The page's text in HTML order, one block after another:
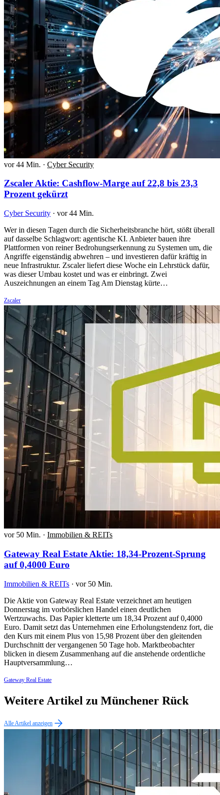
vor 44 Min. · Cyber Security
Zscaler Aktie: Cashflow-Marge auf 22,8 bis 23,3
Prozent gekürzt
Cyber Security · vor 44 Min.
Wer in diesen Tagen durch die Sicherheitsbranche hört, stößt überall
auf dasselbe Schlagwort: agentische KI. Anbieter bauen ihre
Plattformen von reiner Bedrohungserkennung zu Systemen um, die
Angriffe eigenständig abwehren – und investieren dafür kräftig in
neue Infrastruktur. Zscaler liefert diese Woche ein Lehrstück dafür,
was dieser Umbau kostet und was er einbringt. Zwei
Auszeichnungen an einem Tag Am Dienstag kürte…
Zscaler
vor 50 Min. · Immobilien & REITs
Gateway Real Estate Aktie: 18,34-Prozent-Sprung
auf 0,4000 Euro
Immobilien & REITs · vor 50 Min.
Die Aktie von Gateway Real Estate verzeichnet am heutigen
Donnerstag im vorbörslichen Handel einen deutlichen
Wertzuwachs. Das Papier kletterte um 18,34 Prozent auf 0,4000
Euro. Damit setzt das Unternehmen eine Erholungstendenz fort, die
den Kurs mit einem Plus von 15,98 Prozent über den gleitenden
Durchschnitt der vergangenen 50 Tage hob. Marktbeobachter
blicken in diesem Zusammenhang auf die anstehende ordentliche
Hauptversammlung…
Gateway Real Estate
Weitere Artikel zu Münchener Rück
Alle Artikel anzeigen